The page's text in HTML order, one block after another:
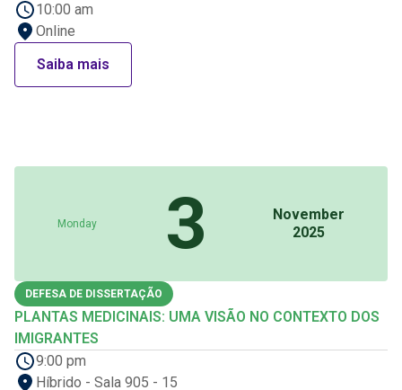
10:00 am
Online
Saiba mais
Monday 3
November
2025
DEFESA DE DISSERTAÇÃO
PLANTAS MEDICINAIS: UMA VISÃO NO CONTEXTO DOS
IMIGRANTES
9:00 pm
Híbrido - Sala 905 - 15